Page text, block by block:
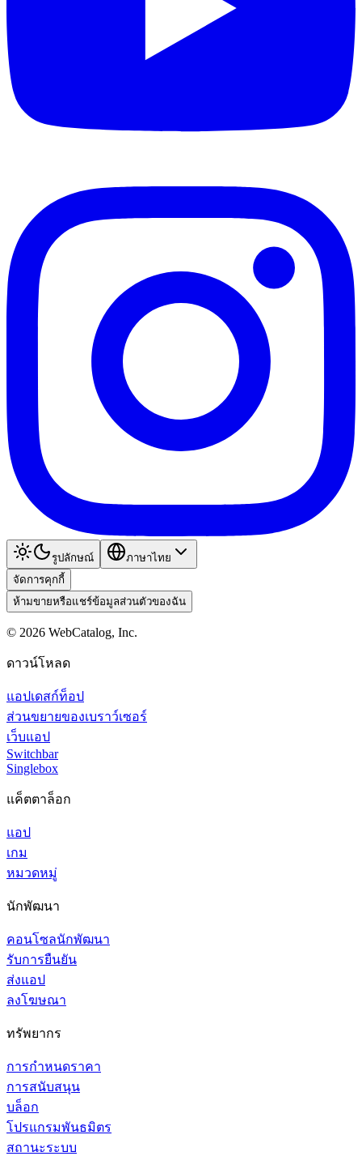
รูปลักษณ์
ภาษาไทย
จัดการคุกกี้
ห้ามขายหรือแชร์ข้อมูลส่วนตัวของฉัน
© 2026 WebCatalog, Inc.
ดาวน์โหลด
แอปเดสก์ท็อป
ส่วนขยายของเบราว์เซอร์
เว็บแอป
Switchbar
Singlebox
แค็ตตาล็อก
แอป
เกม
หมวดหมู่
นักพัฒนา
คอนโซลนักพัฒนา
รับการยืนยัน
ส่งแอป
ลงโฆษณา
ทรัพยากร
การกำหนดราคา
การสนับสนุน
บล็อก
โปรแกรมพันธมิตร
สถานะระบบ